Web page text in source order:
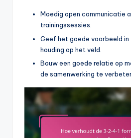
Moedig open communicatie
trainingssessies.
Geef het goede voorbeeld in
houding op het veld.
Bouw een goede relatie op
de samenwerking te